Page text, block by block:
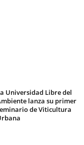
Universidad Libre del
lanza su primer
de Viticultura